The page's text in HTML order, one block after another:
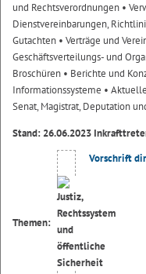
und Rechtsverordnungen •
Dienstvereinbarungen,
Gutachten • Verträge und
Geschäftsverteilungs- und
Broschüren • Berichte und
Informationssysteme •
Senat, Magistrat, Deputation
Stand: 26.06.2023
Themen:
Vorschrift